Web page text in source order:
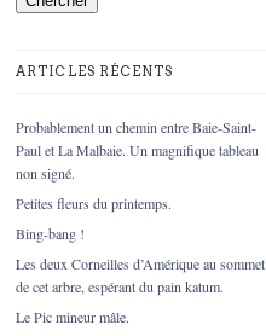
ARTICLES RÉCENTS
Probablement un chemin entre Baie-Saint-
Paul et La Malbaie. Un magnifique tableau
non signé.
Petites fleurs du printemps.
Bing-bang !
Les deux Corneilles d’Amérique au sommet
de cet arbre, espérant du pain katum.
Le Pic mineur mâle.